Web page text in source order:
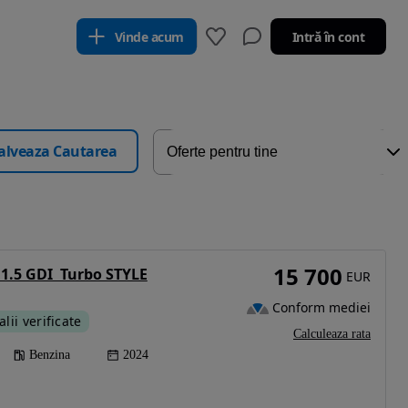
Vinde acum Intră în cont
Cautarea
GDI  Turbo STYLE
verificate
Benzina 2024
15 700 EUR
Conform mediei
Calculeaza rata